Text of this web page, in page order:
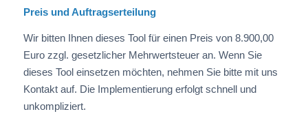
Preis und Auftragserteilung
Wir bitten Ihnen dieses Tool für einen Preis von 8.900,00
Euro zzgl. gesetzlicher Mehrwertsteuer an. Wenn Sie
dieses Tool einsetzen möchten, nehmen Sie bitte mit uns
Kontakt auf. Die Implementierung erfolgt schnell und
unkompliziert.